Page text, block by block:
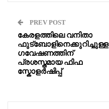
PREV POST
കേരളത്തിലെ വനിതാ
ഫുട്ബോളിനെക്കുറിച്ചുള്ള
ഗവേഷണത്തിന്
പ്രശസ്തമായ ഫിഫ
സ്കോളർഷിപ്പ്